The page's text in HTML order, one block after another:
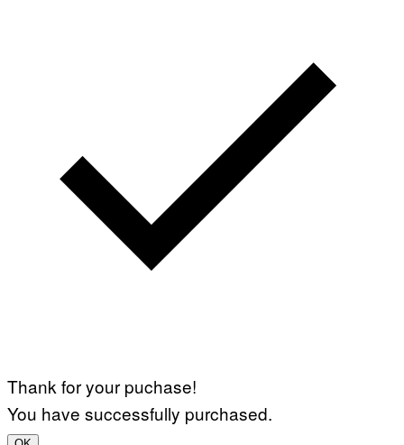
Thank for your puchase!
You have successfully purchased.